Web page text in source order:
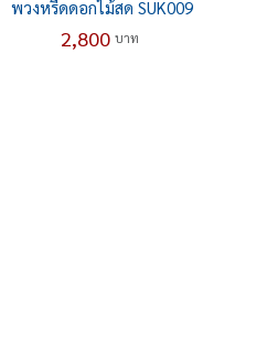
พวงหรีดดอกไม้สด SUK009
2,800บาท